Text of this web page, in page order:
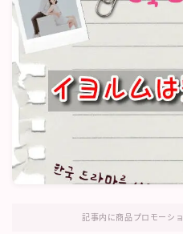
プロフィール
メディアコンテンツポリシ
運営者情報
記事内に商品プロモーシ